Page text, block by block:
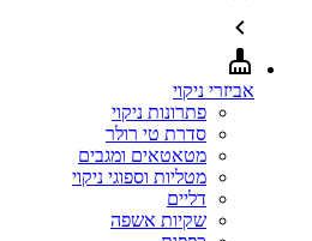
אביזרי ניקוי
פתרונות ניקוי
סדרת טי רולר
מטאטאים ומגבים
מטליות וספוגי ניקוי
דליים
שקיות אשפה